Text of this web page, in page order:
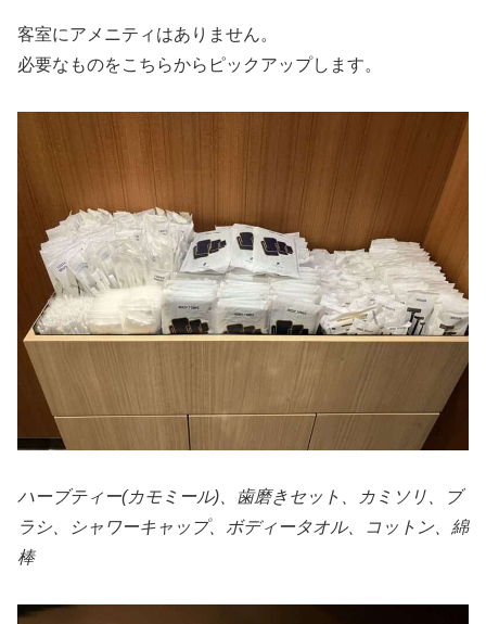
客室にアメニティはありません。
必要なものをこちらからピックアップします。
ハーブティー(カモミール)、歯磨きセット、カミソリ、ブ
ラシ、シャワーキャップ、ボディータオル、コットン、綿
棒